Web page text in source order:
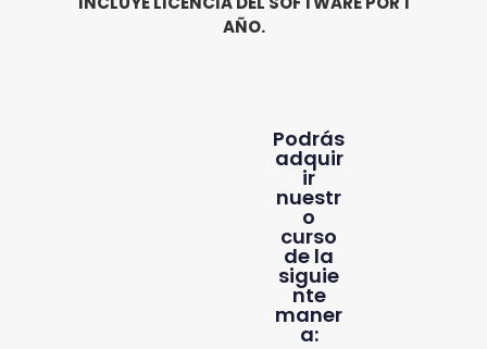
AÑO.
Podrás
adquir
ir
nuestr
o
curso
de la
siguie
nte
maner
a: